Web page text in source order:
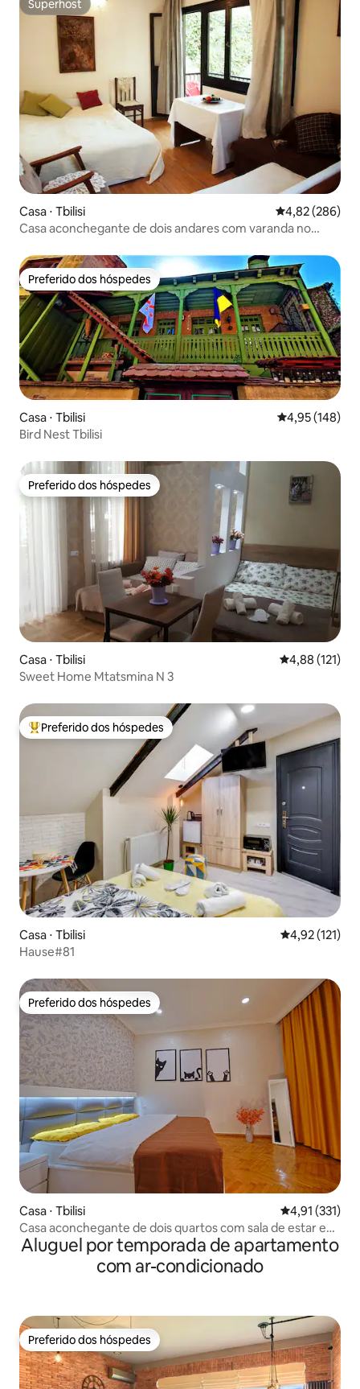
Superhost
Superhost
Casa ⋅ Tbilisi 4,82 de uma
4,82 (286)
Casa aconchegante de dois andares com varanda no
Preferido dos hóspedes
Preferido dos hóspedes
Casa ⋅ Tbilisi 4,95 de uma
4,95 (148)
Bird Nest Tbilisi
Preferido dos hóspedes
Preferido dos hóspedes
Casa ⋅ Tbilisi 4,88 de uma
4,88 (121)
Sweet Home Mtatsmina N 3
Entre os melhores preferidos dos hóspedes
Preferido dos hóspedes
Casa ⋅ Tbilisi 4,92 de uma
4,92 (121)
Hause#81
Preferido dos hóspedes
Preferido dos hóspedes
Casa ⋅ Tbilisi 4,91 de uma
4,91 (331)
Casa aconchegante de dois quartos com sala de estar e
cozinha
Aluguel por temporada de apartamento
com ar-condicionado
Preferido dos hóspedes
Preferido dos hóspedes